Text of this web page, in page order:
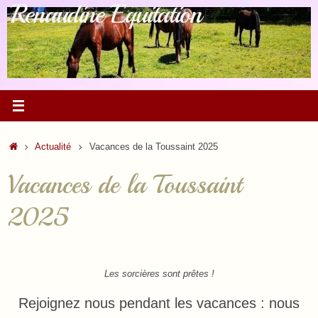
Passer
au
contenu
Renaudine Équitation
Accueil
Actualité Vacances de la Toussaint 2025
Vacances de la Toussaint
2025
Les sorcières sont prêtes !
Rejoignez nous pendant les vacances : nous